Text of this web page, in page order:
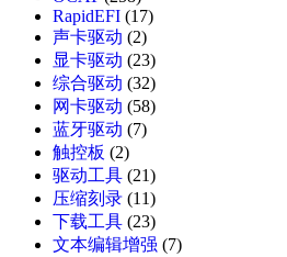
RapidEFI (17)
声卡驱动 (2)
显卡驱动 (23)
综合驱动 (32)
网卡驱动 (58)
蓝牙驱动 (7)
触控板 (2)
驱动工具 (21)
压缩刻录 (11)
下载工具 (23)
文本编辑增强 (7)